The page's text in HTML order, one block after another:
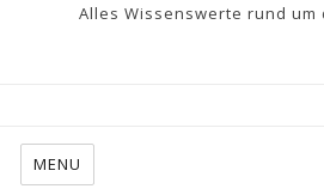
Alles Wissenswerte rund um
MENU